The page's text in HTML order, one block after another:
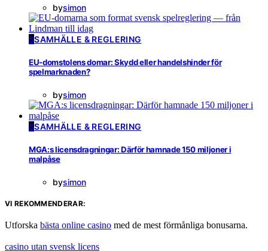
bysimon
SSAMHÄLLE & REGLERING
EU-domstolens domar: Skydd eller handelshinder för
spelmarknaden?
bysimon
SSAMHÄLLE & REGLERING
MGA:s licensdragningar: Därför hamnade 150 miljoner i
malpåse
bysimon
VI REKOMMENDERAR:
Utforska bästa online casino med de mest förmånliga bonusarna.
casino utan svensk licens